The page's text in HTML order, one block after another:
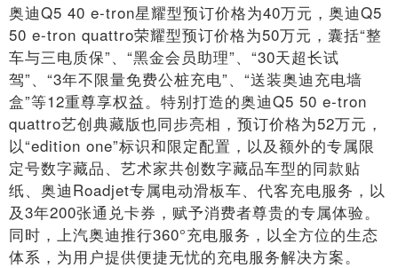
奥迪Q5 40 e-tron星耀型预订价格为40万元，奥迪Q5
50 e-tron quattro荣耀型预订价格为50万元，囊括“整
车与三电质保”、“黑金会员助理”、“30天超长试
驾”、“3年不限量免费公桩充电”、“送装奥迪充电墙
盒”等12重尊享权益。特别打造的奥迪Q5 50 e-tron
quattro艺创典藏版也同步亮相，预订价格为52万元，
以“edition one”标识和限定配置，以及额外的专属限
定号数字藏品、艺术家共创数字藏品车型的同款贴
纸、奥迪Roadjet专属电动滑板车、代客充电服务，以
及3年200张通兑卡券，赋予消费者尊贵的专属体验。
同时，上汽奥迪推行360°充电服务，以全方位的生态
体系，为用户提供便捷无忧的充电服务解决方案。